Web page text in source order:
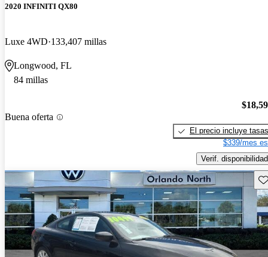
2020 INFINITI QX80
Luxe 4WD 133,407 millas
Longwood, FL
84 millas
Buena oferta
El precio incluye tasas
$339/mes
Verif. disponibilidad